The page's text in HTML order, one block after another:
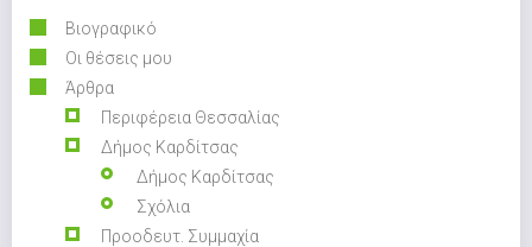
Βιογραφικό
Οι θέσεις μου
Άρθρα
Περιφέρεια Θεσσαλίας
Δήμος Καρδίτσας
Δήμος Καρδίτσας
Σχόλια
Προοδευτ. Συμμαχία